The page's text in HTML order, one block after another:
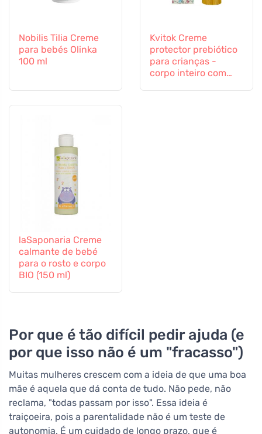
Nobilis Tilia Creme
para bebés Olinka
100 ml
Kvitok Creme
protector prebiótico
para crianças -
corpo inteiro com
laSaponaria Creme
calmante de bebé
para o rosto e corpo
BIO (150 ml)
Por que é tão difícil pedir ajuda (e
por que isso não é um "fracasso")
Muitas mulheres crescem com a ideia de que uma boa
mãe é aquela que dá conta de tudo. Não pede, não
reclama, "todas passam por isso". Essa ideia é
traiçoeira, pois a parentalidade não é um teste de
autonomia. É um cuidado de longo prazo, que é